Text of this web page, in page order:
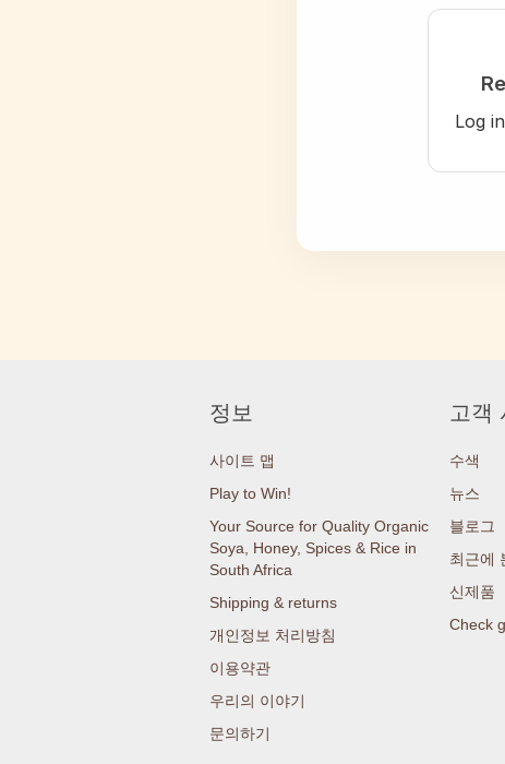
Log
정보
사이트 맵
Play to Win!
Your Source for Quality Organic
Soya, Honey, Spices & Rice in
South Africa
Shipping & returns
개인정보 처리방침
이용약관
우리의 이야기
문의하기
고객
수색
뉴스
블로그
최근에
신제품
Check